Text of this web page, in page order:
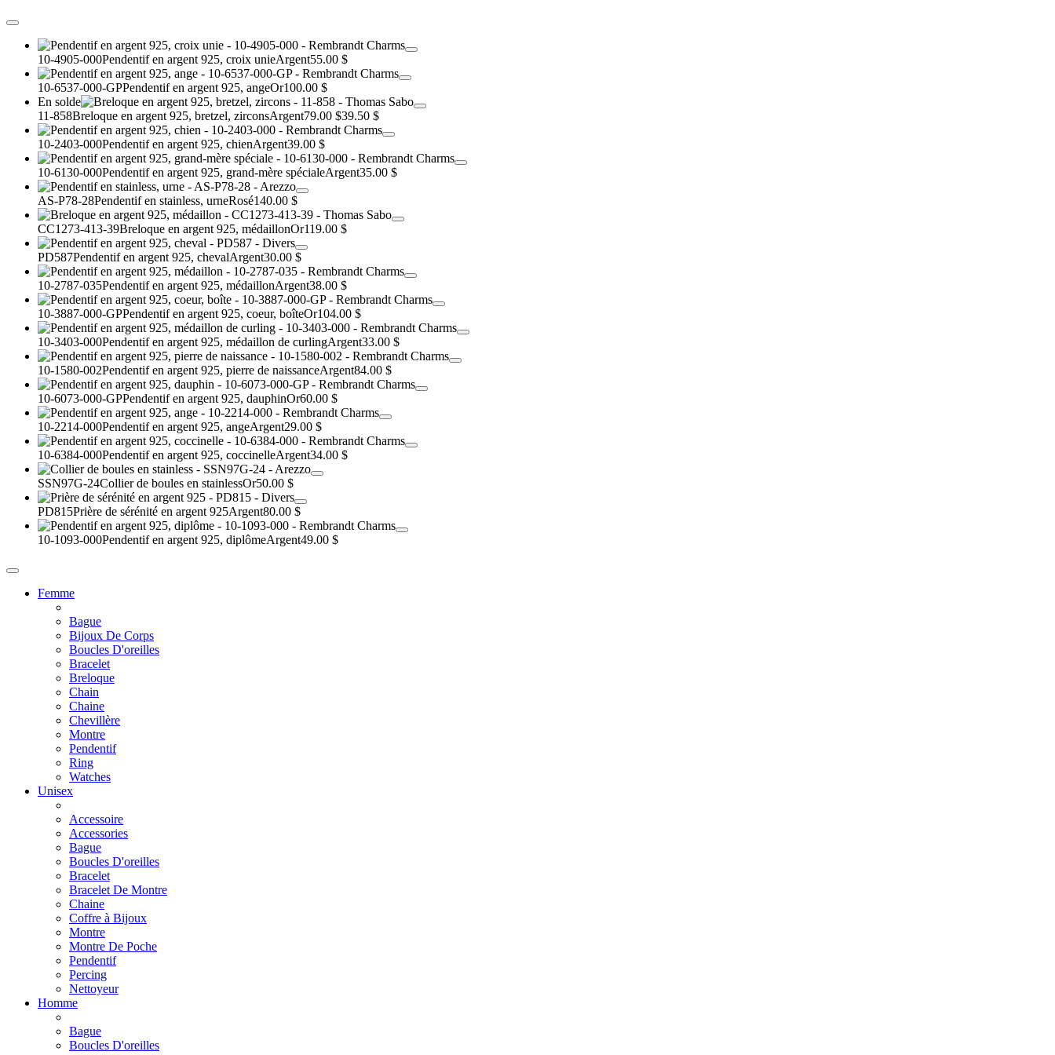
10-4905-000Pendentif en argent 925, croix unieArgent55.00 $
10-6537-000-GPPendentif en argent 925, angeOr100.00 $
En solde
11-858Breloque en argent 925, bretzel, zirconsArgent79.00 $39.50 $
10-2403-000Pendentif en argent 925, chienArgent39.00 $
10-6130-000Pendentif en argent 925, grand-mère spécialeArgent35.00 $
AS-P78-28Pendentif en stainless, urneRosé140.00 $
CC1273-413-39Breloque en argent 925, médaillonOr119.00 $
PD587Pendentif en argent 925, chevalArgent30.00 $
10-2787-035Pendentif en argent 925, médaillonArgent38.00 $
10-3887-000-GPPendentif en argent 925, coeur, boîteOr104.00 $
10-3403-000Pendentif en argent 925, médaillon de curlingArgent33.00 $
10-1580-002Pendentif en argent 925, pierre de naissanceArgent84.00 $
10-6073-000-GPPendentif en argent 925, dauphinOr60.00 $
10-2214-000Pendentif en argent 925, angeArgent29.00 $
10-6384-000Pendentif en argent 925, coccinelleArgent34.00 $
SSN97G-24Collier de boules en stainlessOr50.00 $
PD815Prière de sérénité en argent 925Argent80.00 $
10-1093-000Pendentif en argent 925, diplômeArgent49.00 $
Femme
Bague
Bijoux De Corps
Boucles D'oreilles
Bracelet
Breloque
Chain
Chaine
Chevillère
Montre
Pendentif
Ring
Watches
Unisex
Accessoire
Accessories
Bague
Boucles D'oreilles
Bracelet
Bracelet De Montre
Chaine
Coffre à Bijoux
Montre
Montre De Poche
Pendentif
Percing
Nettoyeur
Homme
Bague
Boucles D'oreilles